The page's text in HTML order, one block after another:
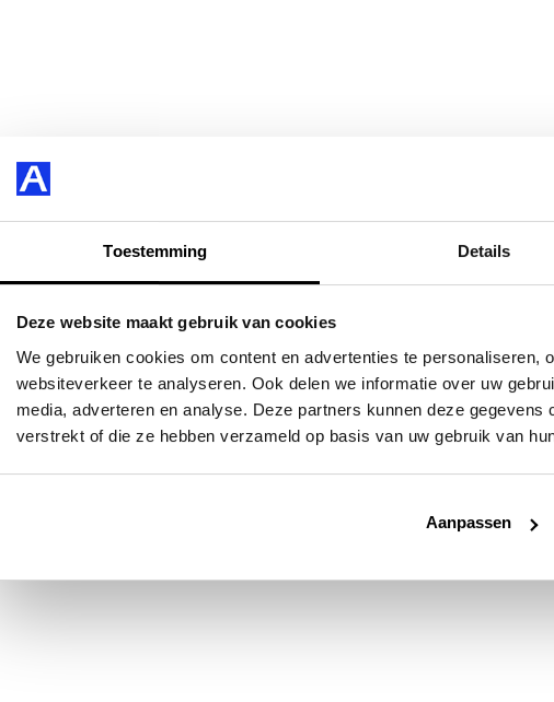
Toestemming Details
Deze website maakt gebruik van cookies
We gebruiken cookies om content en advertenties te personaliseren,
websiteverkeer te analyseren. Ook delen we informatie over uw
media, adverteren en analyse. Deze partners kunnen deze
verstrekt of die ze hebben verzameld op basis van uw gebruik van
Aanpassen